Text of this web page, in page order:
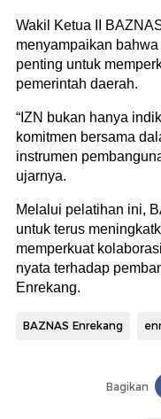
Wakil Ketua II
menyampaikan
penting untuk
pemerintah daerah.
“IZN bukan hanya
komitmen bersama
instrumen
ujarnya.
Melalui pelatihan ini,
untuk terus
memperkuat
nyata terhadap
Enrekang.
BAZNAS Enrekang
Bagikan